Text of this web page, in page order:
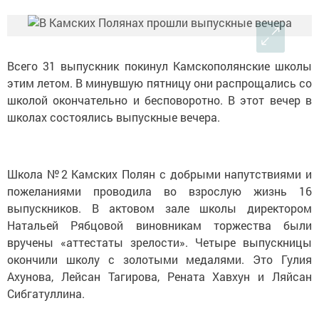
Всего 31 выпускник покинул Камскополянские школы
этим летом. В минувшую пятницу они распрощались со
школой окончательно и бесповоротно. В этот вечер в
школах состоялись выпускные вечера.
Школа №2 Камских Полян с добрыми напутствиями и
пожеланиями проводила во взрослую жизнь 16
выпускников. В актовом зале школы директором
Натальей Рябцовой виновникам торжества были
вручены «аттестаты зрелости». Четыре выпускницы
окончили школу с золотыми медалями. Это Гулия
Ахунова, Лейсан Тагирова, Рената Хавхун и Ляйсан
Сибгатуллина.